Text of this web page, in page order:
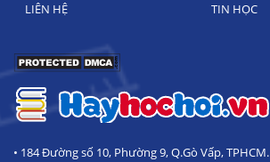
LIÊN HỆ TIN HỌC
• 184 Đường số 10, Phường 9, Q.Gò Vấp, TPHCM.